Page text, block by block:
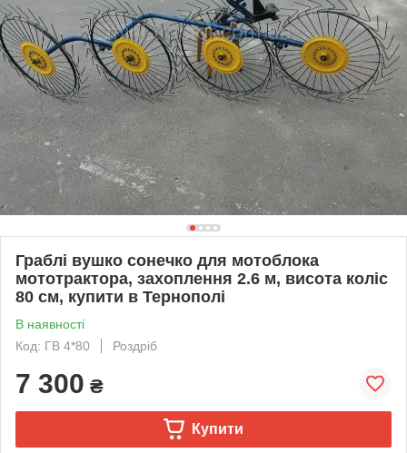
Граблі вушко сонечко для мотоблока
мототрактора, захоплення 2.6 м, висота коліс
80 см, купити в Тернополі
В наявності
Код: ГВ 4*80
Роздріб
7 300 ₴
Купити